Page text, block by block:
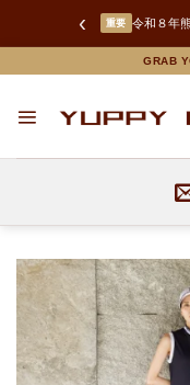
‹ LINE
to
GRAB